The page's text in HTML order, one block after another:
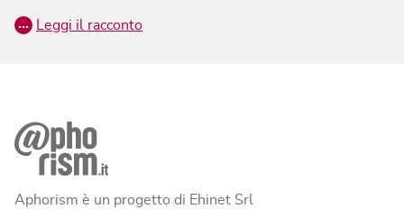
… Leggi il racconto
Aphorism è un progetto di Ehinet Srl